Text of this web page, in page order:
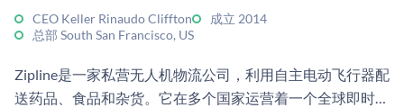
CEO Keller Rinaudo Cliffton
成立 2014
总部 South San Francisco, US
Zipline是一家私营无人机物流公司，利用自主电动飞行器配
送药品、食品和杂货。它在多个国家运营着一个全球即时配